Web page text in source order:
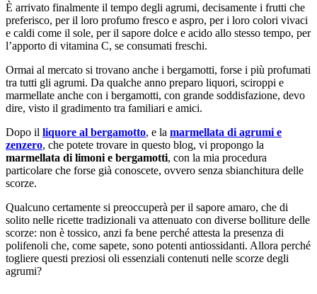
È arrivato finalmente il tempo degli agrumi, decisamente i frutti che
preferisco, per il loro profumo fresco e aspro, per i loro colori vivaci
e caldi come il sole, per il sapore dolce e acido allo stesso tempo, per
l’apporto di vitamina C, se consumati freschi.
Ormai al mercato si trovano anche i bergamotti, forse i più profumati
tra tutti gli agrumi. Da qualche anno preparo liquori, sciroppi e
marmellate anche con i bergamotti, con grande soddisfazione, devo
dire, visto il gradimento tra familiari e amici.
Dopo il liquore al bergamotto, e la marmellata di agrumi e
zenzero, che potete trovare in questo blog, vi propongo la
marmellata di limoni e bergamotti, con la mia procedura
particolare che forse già conoscete, ovvero senza sbianchitura delle
scorze.
Qualcuno certamente si preoccuperà per il sapore amaro, che di
solito nelle ricette tradizionali va attenuato con diverse bolliture delle
scorze: non è tossico, anzi fa bene perché attesta la presenza di
polifenoli che, come sapete, sono potenti antiossidanti. Allora perché
togliere questi preziosi oli essenziali contenuti nelle scorze degli
agrumi?